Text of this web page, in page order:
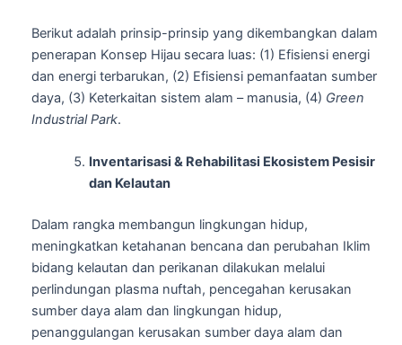
Berikut adalah prinsip-prinsip yang dikembangkan dalam
penerapan Konsep Hijau secara luas: (1) Efisiensi energi
dan energi terbarukan, (2) Efisiensi pemanfaatan sumber
daya, (3) Keterkaitan sistem alam – manusia, (4) Green
Industrial Park.
Inventarisasi & Rehabilitasi Ekosistem Pesisir
dan Kelautan
Dalam rangka membangun lingkungan hidup,
meningkatkan ketahanan bencana dan perubahan Iklim
bidang kelautan dan perikanan dilakukan melalui
perlindungan plasma nuftah, pencegahan kerusakan
sumber daya alam dan lingkungan hidup,
penanggulangan kerusakan sumber daya alam dan